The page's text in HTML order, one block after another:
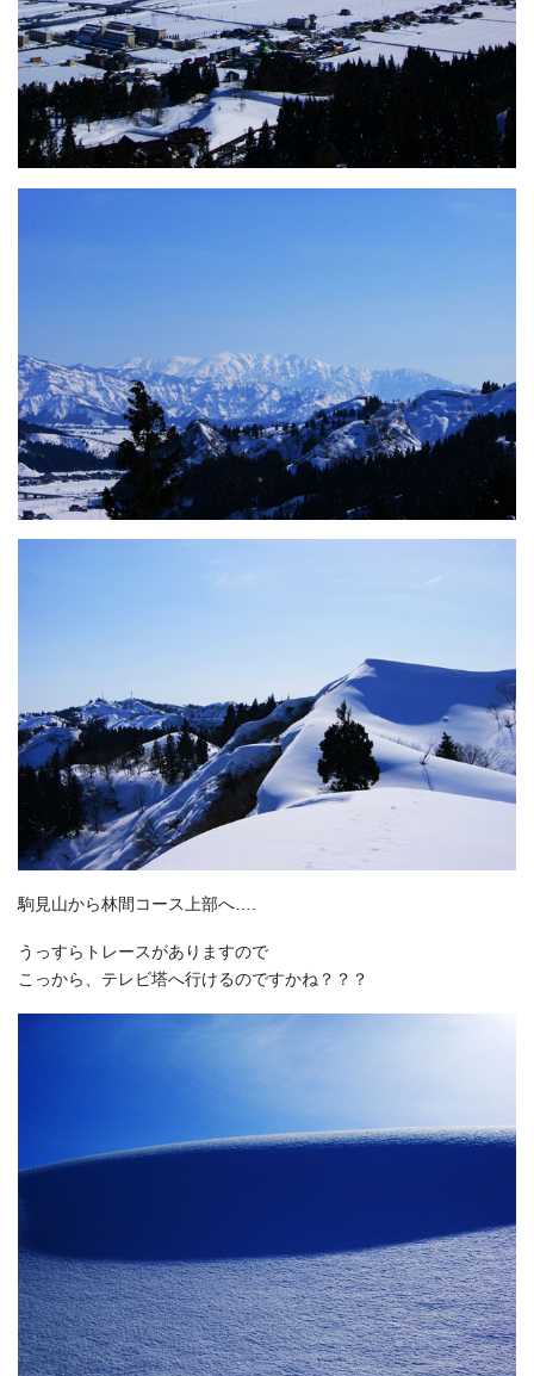
駒見山から林間コース上部へ….
うっすらトレースがありますので
こっから、テレビ塔へ行けるのですかね？？？